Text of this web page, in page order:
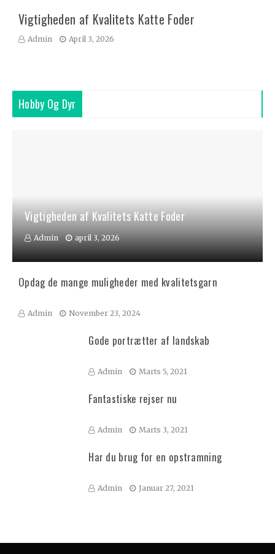
Vigtigheden af Kvalitets Katte Foder
Admin April 3, 2026
Hobby Og Dyr
Vigtigheden af Kvalitets Katte Foder
Admin april 3, 2026
Opdag de mange muligheder med kvalitetsgarn
Admin November 23, 2024
Gode portrætter af landskab
Admin Marts 5, 2021
Fantastiske rejser nu
Admin Marts 3, 2021
Har du brug for en opstramning
Admin Januar 27, 2021